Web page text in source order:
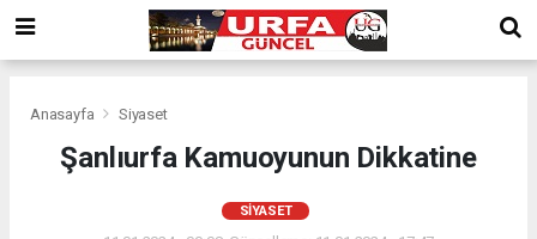
Anasayfa Siyaset
Şanlıurfa Kamuoyunun Dikkatine
SIYASET